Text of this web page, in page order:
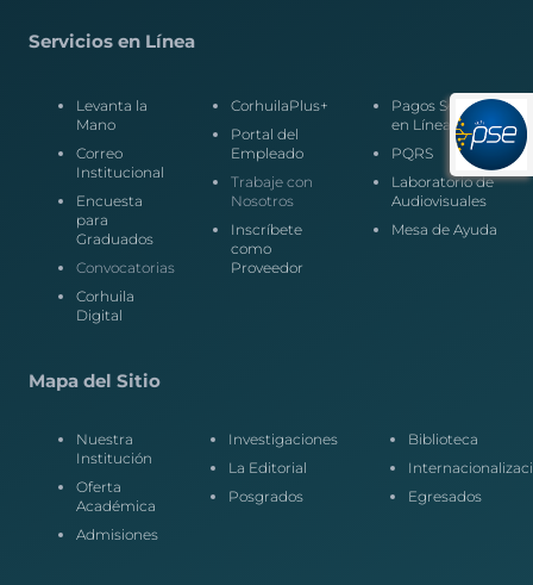
Servicios en Línea
Levanta la
Mano
Correo
Institucional
Encuesta
para
Graduados
Convocatorias
Corhuila
Digital
CorhuilaPlus+
Portal del
Empleado
Trabaje con
Nosotros
Inscríbete
como
Proveedor
Pagos Seguros
en Línea
PQRS
Laboratorio de
Audiovisuales
Mesa de Ayuda
Mapa del Sitio
Nuestra
Institución
Oferta
Académica
Admisiones
Investigaciones
La Editorial
Posgrados
Biblioteca
Egresados